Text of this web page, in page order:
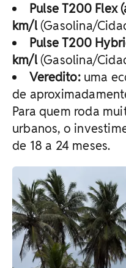
Pulse T200 Flex
km/l(Gasolina/
Pulse T200
km/l(Gasolina/
Veredito:uma
de
Para quem roda
urbanos, o
de 18 a 24 meses.